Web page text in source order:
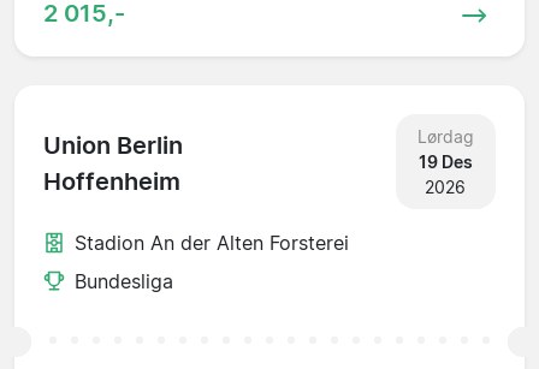
2 015,-
Union Berlin
Hoffenheim
Lørdag
19 Des
2026
Stadion An der Alten Forsterei
Bundesliga